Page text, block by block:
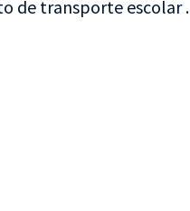
de transporte escolar .